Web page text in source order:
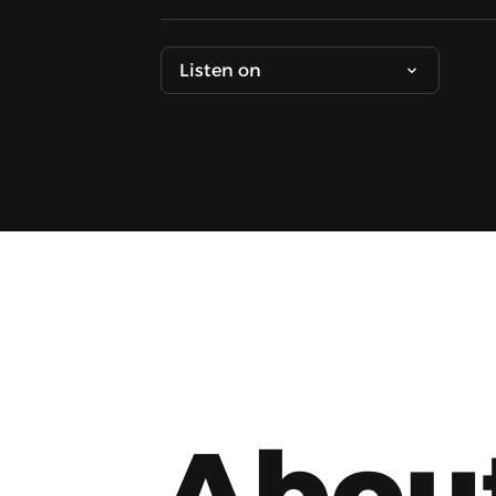
Listen on